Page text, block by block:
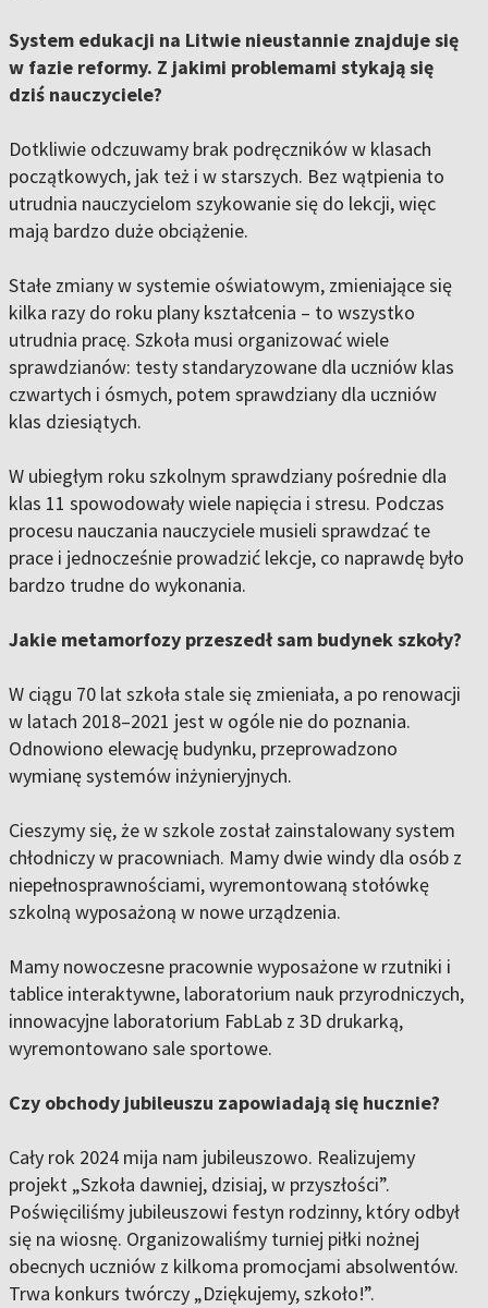
System edukacji na Litwie nieustannie znajduje się
w fazie reformy. Z jakimi problemami stykają się
dziś nauczyciele?
Dotkliwie odczuwamy brak podręczników w klasach
początkowych, jak też i w starszych. Bez wątpienia to
utrudnia nauczycielom szykowanie się do lekcji, więc
mają bardzo duże obciążenie.
Stałe zmiany w systemie oświatowym, zmieniające się
kilka razy do roku plany kształcenia – to wszystko
utrudnia pracę. Szkoła musi organizować wiele
sprawdzianów: testy standaryzowane dla uczniów klas
czwartych i ósmych, potem sprawdziany dla uczniów
klas dziesiątych.
W ubiegłym roku szkolnym sprawdziany pośrednie dla
klas 11 spowodowały wiele napięcia i stresu. Podczas
procesu nauczania nauczyciele musieli sprawdzać te
prace i jednocześnie prowadzić lekcje, co naprawdę było
bardzo trudne do wykonania.
Jakie metamorfozy przeszedł sam budynek szkoły?
W ciągu 70 lat szkoła stale się zmieniała, a po renowacji
w latach 2018–2021 jest w ogóle nie do poznania.
Odnowiono elewację budynku, przeprowadzono
wymianę systemów inżynieryjnych.
Cieszymy się, że w szkole został zainstalowany system
chłodniczy w pracowniach. Mamy dwie windy dla osób z
niepełnosprawnościami, wyremontowaną stołówkę
szkolną wyposażoną w nowe urządzenia.
Mamy nowoczesne pracownie wyposażone w rzutniki i
tablice interaktywne, laboratorium nauk przyrodniczych,
innowacyjne laboratorium FabLab z 3D drukarką,
wyremontowano sale sportowe.
Czy obchody jubileuszu zapowiadają się hucznie?
Cały rok 2024 mija nam jubileuszowo. Realizujemy
projekt „Szkoła dawniej, dzisiaj, w przyszłości”.
Poświęciliśmy jubileuszowi festyn rodzinny, który odbył
się na wiosnę. Organizowaliśmy turniej piłki nożnej
obecnych uczniów z kilkoma promocjami absolwentów.
Trwa konkurs twórczy „Dziękujemy, szkoło!”.